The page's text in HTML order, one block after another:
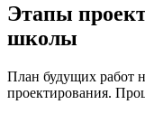
Этапы
школы
План будущих работ
проектирования.